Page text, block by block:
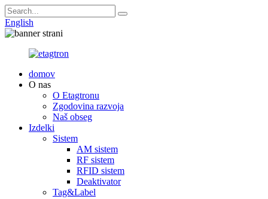
English
domov
O nas
O Etagtronu
Zgodovina razvoja
Naš obseg
Izdelki
Sistem
AM sistem
RF sistem
RFID sistem
Deaktivator
Tag&Label